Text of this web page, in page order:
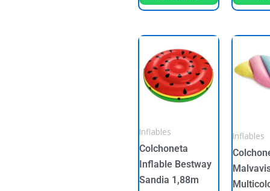
Inflables
Colchoneta
Inflable Bestway
Sandia 1,88m
Inflables